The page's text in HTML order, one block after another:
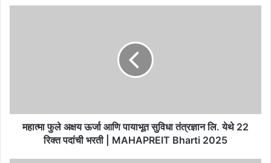
लि.
महात्मा फुले अक्षय ऊर्जा आणि पायाभूत सुविधा तंत्रज्ञान लि. येथे 22
रिक्त पदांची भरती | MAHAPREIT Bharti 2025